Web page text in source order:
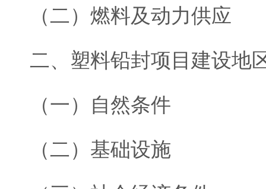
（二）燃料及动力供应
二、塑料铅封项目建设地
（一）自然条件
（二）基础设施